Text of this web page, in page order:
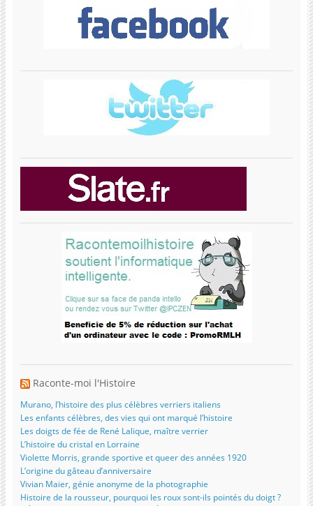
Raconte-moi l'Histoire
Murano, l’histoire des plus célèbres verriers italiens
Les enfants célèbres, des vies qui ont marqué l’histoire
Les doigts de fée de René Lalique, maître verrier
L’histoire du cristal en Lorraine
Violette Morris, grande sportive et queer des années 1920
L’origine du gâteau d’anniversaire
Vivian Maier, génie anonyme de la photographie
Histoire de la rousseur, pourquoi les roux sont-ils pointés du doigt ?